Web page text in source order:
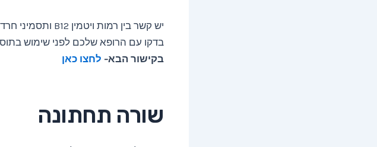
בדקו עם הרופא שלכם לפני שימוש
בקישור הבא- לחצו כאן
שורה תחתונה